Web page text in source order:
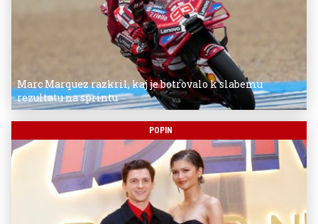
Marc Marquez razkril, kaj je botrovalo k slabemu
rezultatu na sprintu
POPIN